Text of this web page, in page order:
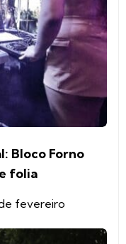
Bloco Forno
folia
fevereiro